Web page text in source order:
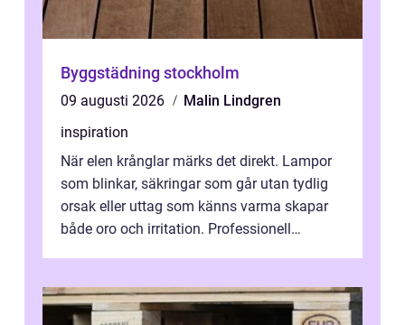
Byggstädning stockholm
09 augusti 2026
Malin Lindgren
inspiration
När elen krånglar märks det direkt. Lampor
som blinkar, säkringar som går utan tydlig
orsak eller uttag som känns varma skapar
både oro och irritation. Professionell